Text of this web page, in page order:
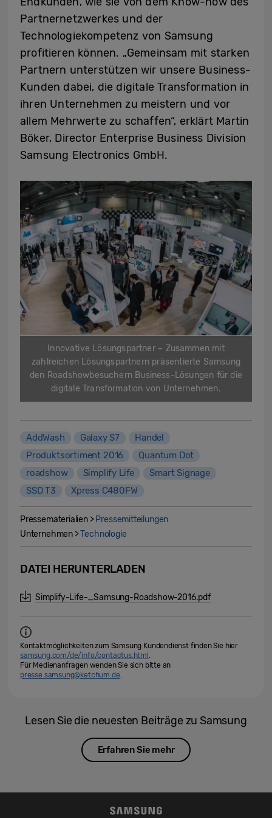
Partnernetzwerkes und der
Technologiekompetenz von Samsung
profitieren können. „Gemeinsam mit starken
Partnern unterstützen wir unsere Business-
Kunden dabei, die digitale Transformation in
ihren Unternehmen zu meistern und vor
allem Mehrwerte zu schaffen“, erklärt Martin
Böker, Director Enterprise Business Division
Samsung Electronics GmbH.
Innovative Lösungspartner – Zusammen mit
zahlreichen Lösungspartnern präsentierte Samsung
den Roadshowbesuchern Business-Lösungen für die
digitale Transformation von Unternehmen.
AddWash Galaxy S7
Handel
Produktsortiment 2016
Quantum Dot
roadshow
Simplify Life
Smart Signage
SSD T3
Xpress C480FW
Pressematerialien >Pressemitteilungen
Unternehmen > Technologie
DATEI HERUNTERLADEN
Simplify-Life-_Samsung-Roadshow-2016.pdf
Kontaktmöglichkeiten zum Samsung Kundendienst finden Sie hier
samsung.com/de/info/contactus.html .
Für Medienanfragen wenden Sie sich bitte an
presse.samsung@ketchum.de.
Lesen Sie die neuesten Beiträge zu Samsung
Erfahren Sie mehr